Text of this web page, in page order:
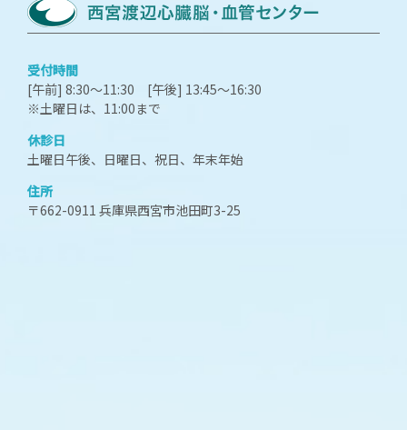
受付時間
[午前] 8:30～11:30 [午後] 13:45～16:30
※土曜日は、11:00まで
休診日
土曜日午後、日曜日、祝日、年末年始
住所
〒662-0911 兵庫県西宮市池田町3-25